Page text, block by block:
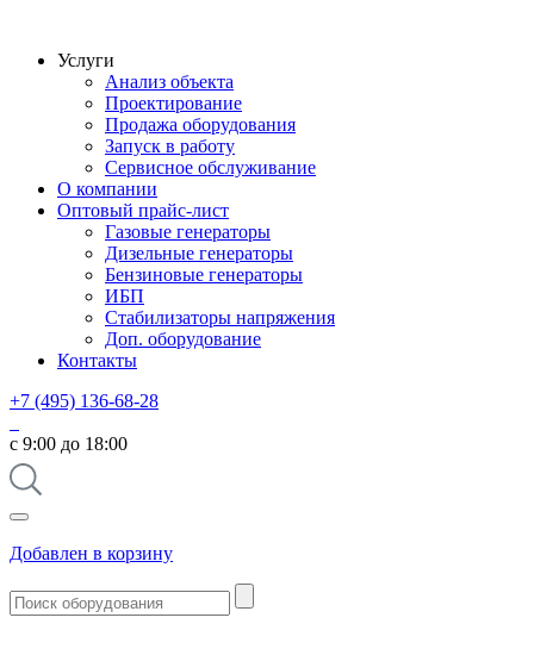
Услуги
Анализ объекта
Проектирование
Продажа оборудования
Запуск в работу
Сервисное обслуживание
О компании
Оптовый прайс-лист
Газовые генераторы
Дизельные генераторы
Бензиновые генераторы
ИБП
Стабилизаторы напряжения
Доп. оборудование
Контакты
+7 (495) 136-68-28
с 9:00 до 18:00
Добавлен в корзину